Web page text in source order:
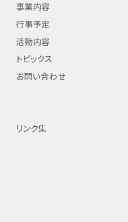
事業内容
行事予定
活動内容
トピックス
お問い合わせ
リンク集